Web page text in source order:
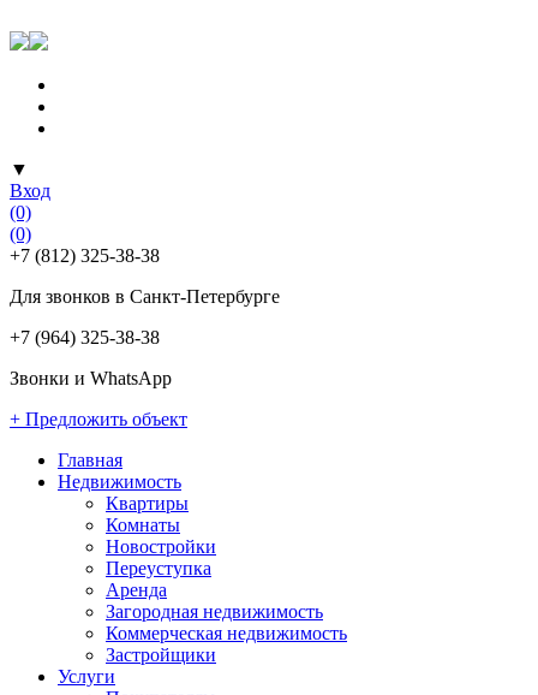
▼
Вход
(0)
(0)
+7 (812) 325-38-38
Для звонков в Санкт-Петербурге
+7 (964) 325-38-38
Звонки и WhatsApp
+ Предложить объект
Главная
Недвижимость
Квартиры
Комнаты
Новостройки
Переуступка
Аренда
Загородная недвижимость
Коммерческая недвижимость
Застройщики
Услуги